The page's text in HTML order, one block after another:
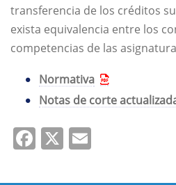
transferencia de los créditos
exista equivalencia entre los
competencias de las
Normativa
Notas de corte
Facebook
X